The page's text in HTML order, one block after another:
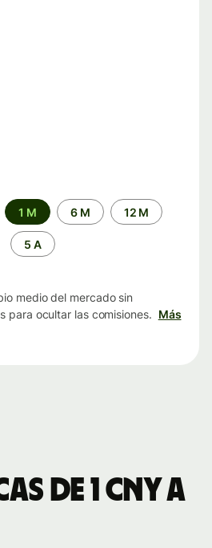
1 M 6 M 12 M
5 A
medio del mercado sin
para ocultar las comisiones. Más
de 1 CNY a